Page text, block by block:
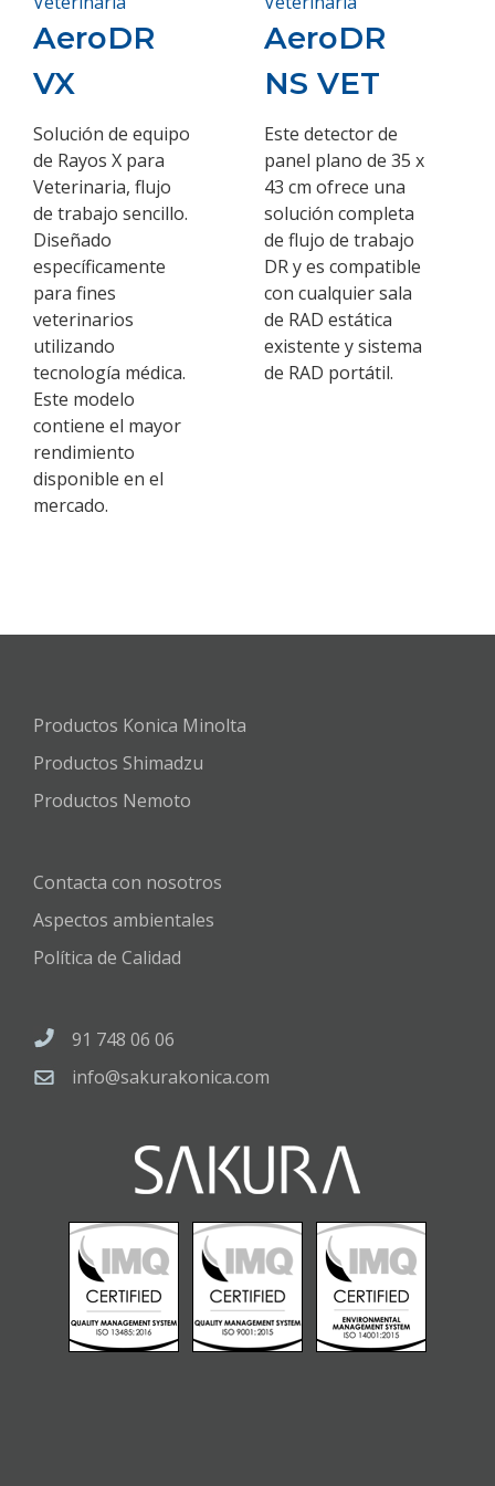
AeroDR
VX
Solución de equipo
de Rayos X para
Veterinaria, flujo
de trabajo sencillo.
Diseñado
específicamente
para fines
veterinarios
utilizando
tecnología médica.
Este modelo
contiene el mayor
rendimiento
disponible en el
mercado.
AeroDR
NS VET
Este detector de
panel plano de 35 x
43 cm ofrece una
solución completa
de flujo de trabajo
DR y es compatible
con cualquier sala
de RAD estática
existente y sistema
de RAD portátil.
Productos Konica Minolta
Productos Shimadzu
Productos Nemoto
Contacta con nosotros
Aspectos ambientales
Política de Calidad
91 748 06 06
info@sakurakonica.com